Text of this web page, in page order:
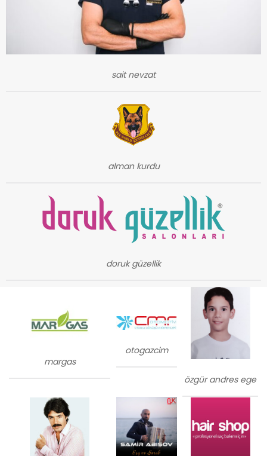
sait nevzat
alman kurdu
doruk güzellik
margas
otogazcim
özgür andres ege